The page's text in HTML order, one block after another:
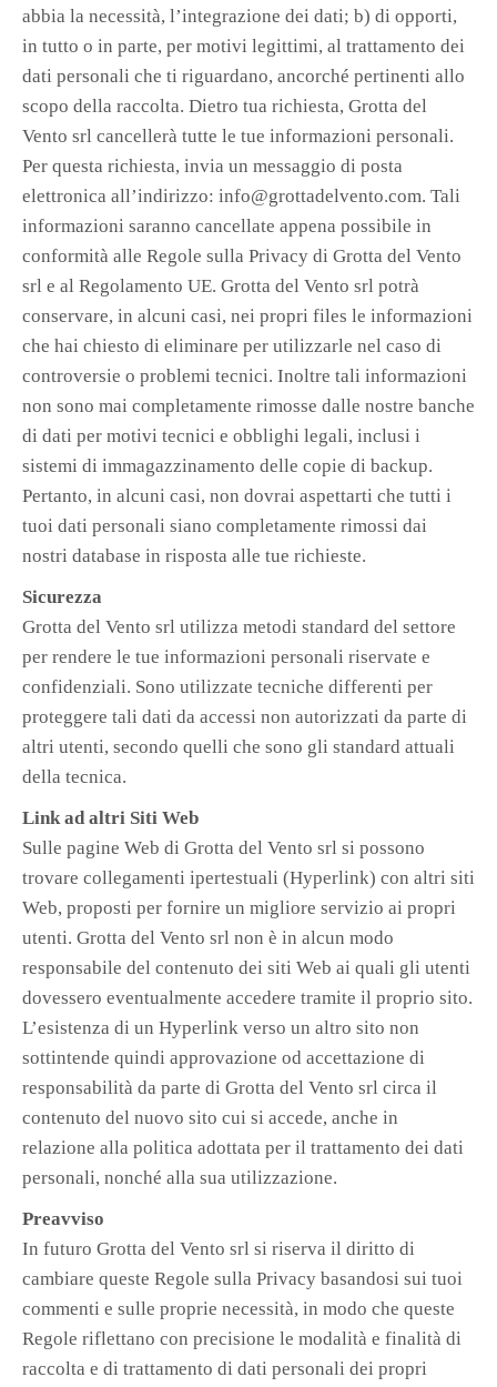
abbia la necessità, l’integrazione dei dati; b) di opporti,
in tutto o in parte, per motivi legittimi, al trattamento dei
dati personali che ti riguardano, ancorché pertinenti allo
scopo della raccolta. Dietro tua richiesta, Grotta del
Vento srl cancellerà tutte le tue informazioni personali.
Per questa richiesta, invia un messaggio di posta
elettronica all’indirizzo: info@grottadelvento.com. Tali
informazioni saranno cancellate appena possibile in
conformità alle Regole sulla Privacy di Grotta del Vento
srl e al Regolamento UE. Grotta del Vento srl potrà
conservare, in alcuni casi, nei propri files le informazioni
che hai chiesto di eliminare per utilizzarle nel caso di
controversie o problemi tecnici. Inoltre tali informazioni
non sono mai completamente rimosse dalle nostre banche
di dati per motivi tecnici e obblighi legali, inclusi i
sistemi di immagazzinamento delle copie di backup.
Pertanto, in alcuni casi, non dovrai aspettarti che tutti i
tuoi dati personali siano completamente rimossi dai
nostri database in risposta alle tue richieste.
Sicurezza
Grotta del Vento srl utilizza metodi standard del settore
per rendere le tue informazioni personali riservate e
confidenziali. Sono utilizzate tecniche differenti per
proteggere tali dati da accessi non autorizzati da parte di
altri utenti, secondo quelli che sono gli standard attuali
della tecnica.
Link ad altri Siti Web
Sulle pagine Web di Grotta del Vento srl si possono
trovare collegamenti ipertestuali (Hyperlink) con altri siti
Web, proposti per fornire un migliore servizio ai propri
utenti. Grotta del Vento srl non è in alcun modo
responsabile del contenuto dei siti Web ai quali gli utenti
dovessero eventualmente accedere tramite il proprio sito.
L’esistenza di un Hyperlink verso un altro sito non
sottintende quindi approvazione od accettazione di
responsabilità da parte di Grotta del Vento srl circa il
contenuto del nuovo sito cui si accede, anche in
relazione alla politica adottata per il trattamento dei dati
personali, nonché alla sua utilizzazione.
Preavviso
In futuro Grotta del Vento srl si riserva il diritto di
cambiare queste Regole sulla Privacy basandosi sui tuoi
commenti e sulle proprie necessità, in modo che queste
Regole riflettano con precisione le modalità e finalità di
raccolta e di trattamento di dati personali dei propri